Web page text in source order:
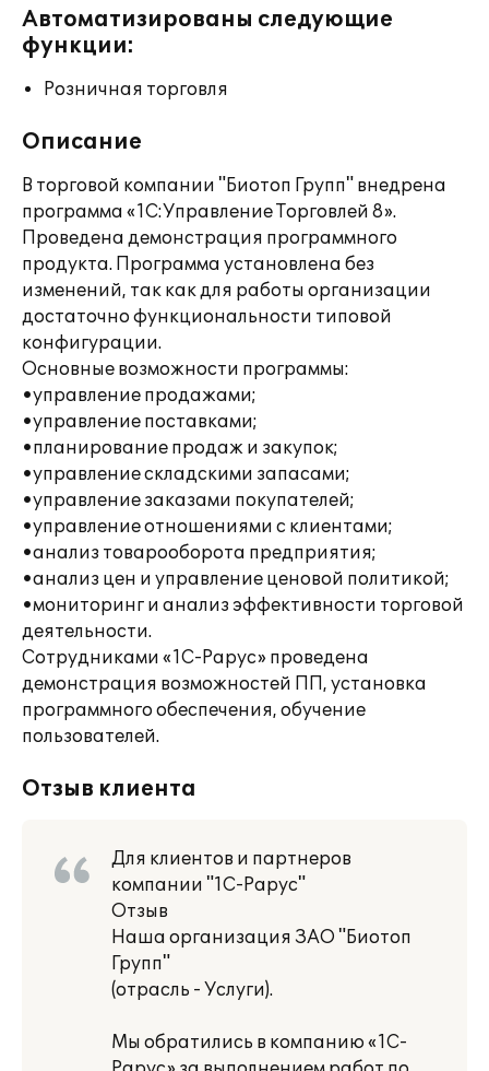
Автоматизированы следующие
функции:
Розничная торговля
Описание
В торговой компании "Биотоп Групп" внедрена
программа «1С:Управление Торговлей 8».
Проведена демонстрация программного
продукта. Программа установлена без
изменений, так как для работы организации
достаточно функциональности типовой
конфигурации.
Основные возможности программы:
•управление продажами;
•управление поставками;
•планирование продаж и закупок;
•управление складскими запасами;
•управление заказами покупателей;
•управление отношениями с клиентами;
•анализ товарооборота предприятия;
•анализ цен и управление ценовой политикой;
•мониторинг и анализ эффективности торговой
деятельности.
Сотрудниками «1С-Рарус» проведена
демонстрация возможностей ПП, установка
программного обеспечения, обучение
пользователей.
Отзыв клиента
Для клиентов и партнеров
компании "1С-Рарус"
Отзыв
Наша организация ЗАО "Биотоп
Групп"
(отрасль - Услуги).
Мы обратились в компанию «1С-